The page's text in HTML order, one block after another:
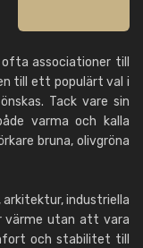
associationer till
till ett populärt val i
Tack vare sin
varma och kalla
bruna, olivgröna
arkitektur, industriella
värme utan att vara
och stabilitet till